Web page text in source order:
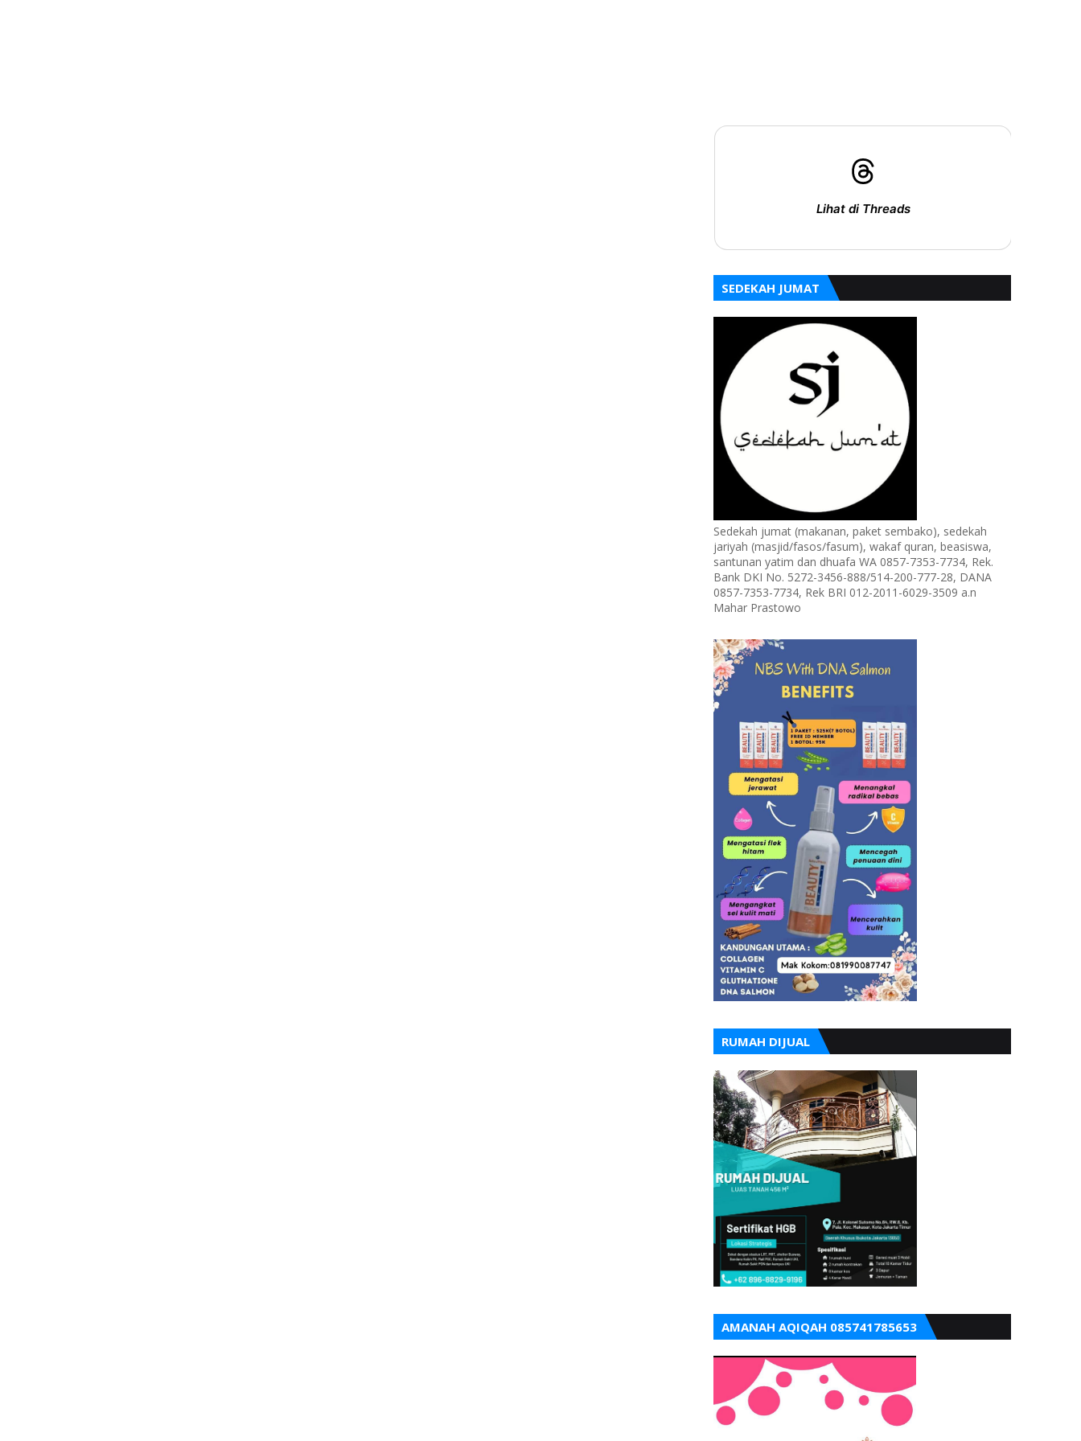
Lihat di Threads
SEDEKAH JUMAT
Sedekah jumat (makanan, paket sembako), sedekah
jariyah (masjid/fasos/fasum), wakaf quran, beasiswa,
santunan yatim dan dhuafa WA 0857-7353-7734, Rek.
Bank DKI No. 5272-3456-888/514-200-777-28, DANA
0857-7353-7734, Rek BRI 012-2011-6029-3509 a.n
Mahar Prastowo
RUMAH DIJUAL
AMANAH AQIQAH 085741785653